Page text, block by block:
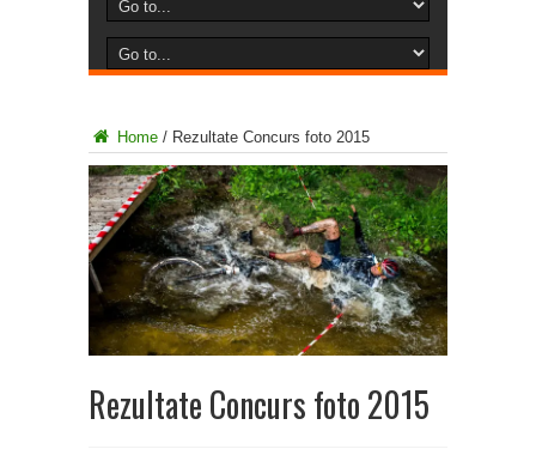
Home / Rezultate Concurs foto 2015
Rezultate Concurs foto 2015